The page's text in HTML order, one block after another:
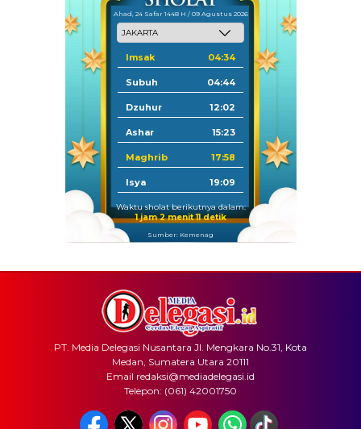
Ahad, 24 Safar 1448 H / 09 Agustus 2026
Imsak 04:34
Subuh 04:44
Dzuhur 12:02
Ashar 15:23
Maghrib 17:58
Isya 19:09
Waktu sholat berikutnya dalam:
1 jam 2 menit 11 detik
Sumber: Kemenag
PT. Media Delegasi Nusantara Jl. Mengkara No.31, Kota
Medan, Sumatera Utara 20111
Email redaksi@mediadelegasi.id
Telepon: (061) 42001750